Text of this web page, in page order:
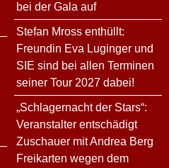
bei der Gala auf
Stefan Mross enthüllt:
Freundin Eva Luginger und
SIE sind bei allen Terminen
seiner Tour 2027 dabei!
„Schlagernacht der Stars“:
Veranstalter entschädigt
Zuschauer mit Andrea Berg
Freikarten wegen dem